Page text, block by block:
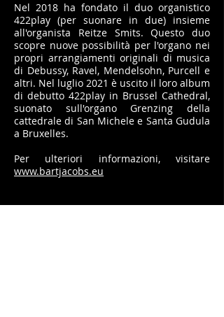
Nel 2018 ha fondato il duo organistico
422play (per suonare in due) insieme
all'organista Reitze Smits. Questo duo
scopre nuove possibilità per l'organo nei
propri arrangiamenti originali di musica
di Debussy, Ravel, Mendelsohn, Purcell e
altri. Nel luglio 2021 è uscito il loro album
di debutto 422play in Brussel Cathedral,
suonato sull'organo Grenzing della
cattedrale di San Michele e Santa Gudula
a Bruxelles.
Per ulteriori informazioni, visitare
www.bartjacobs.eu